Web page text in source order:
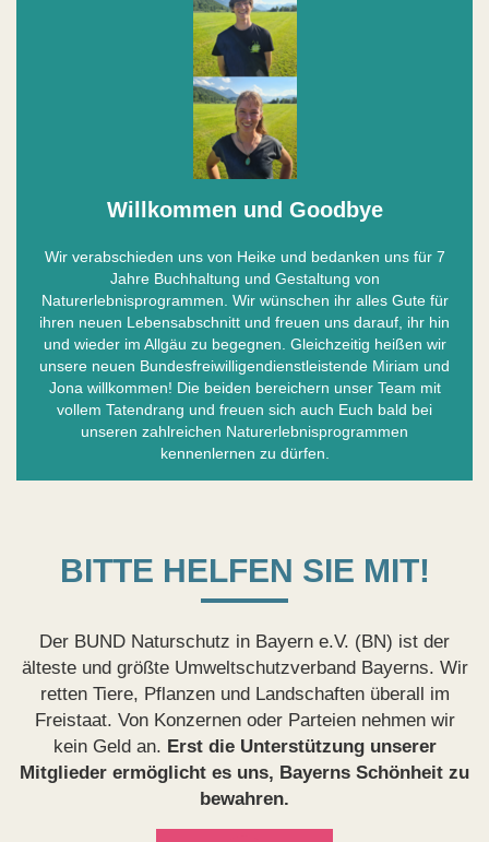
Willkommen und Goodbye
Wir verabschieden uns von Heike und bedanken uns für 7
Jahre Buchhaltung und Gestaltung von
Naturerlebnisprogrammen. Wir wünschen ihr alles Gute für
ihren neuen Lebensabschnitt und freuen uns darauf, ihr hin
und wieder im Allgäu zu begegnen. Gleichzeitig heißen wir
unsere neuen Bundesfreiwilligendienstleistende Miriam und
Jona willkommen! Die beiden bereichern unser Team mit
vollem Tatendrang und freuen sich auch Euch bald bei
unseren zahlreichen Naturerlebnisprogrammen
kennenlernen zu dürfen.
BITTE HELFEN SIE MIT!
Der BUND Naturschutz in Bayern e.V. (BN) ist der
älteste und größte Umweltschutzverband Bayerns. Wir
retten Tiere, Pflanzen und Landschaften überall im
Freistaat. Von Konzernen oder Parteien nehmen wir
kein Geld an. Erst die Unterstützung unserer
Mitglieder ermöglicht es uns, Bayerns Schönheit zu
bewahren.